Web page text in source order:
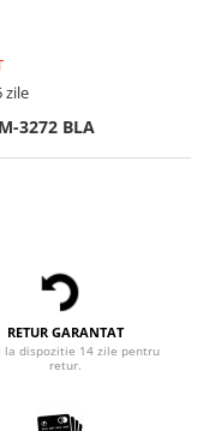
zile
3272 BLA
RETUR GARANTAT
la dispozitie 14 zile pentru
retur.